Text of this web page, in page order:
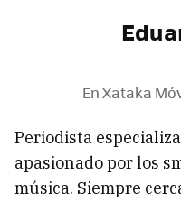
En Xataka
Periodista
apasionado por los
música. Siempre